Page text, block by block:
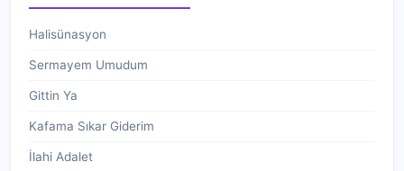
Halisünasyon
Sermayem Umudum
Gittin Ya
Kafama Sıkar Giderim
İlahi Adalet